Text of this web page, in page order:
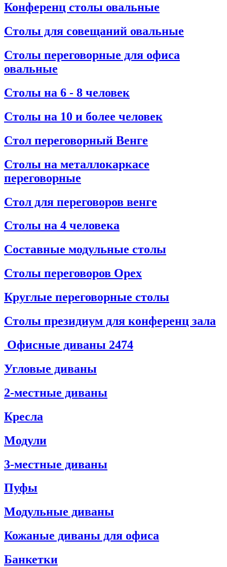
Конференц столы овальные
Столы для совещаний овальные
Столы переговорные для офиса
овальные
Столы на 6 - 8 человек
Столы на 10 и более человек
Стол переговорный Венге
Столы на металлокаркасе
переговорные
Стол для переговоров венге
Столы на 4 человека
Составные модульные столы
Столы переговоров Орех
Круглые переговорные столы
Столы президиум для конференц зала
Офисные диваны 2474
Угловые диваны
2-местные диваны
Кресла
Модули
3-местные диваны
Пуфы
Модульные диваны
Кожаные диваны для офиса
Банкетки